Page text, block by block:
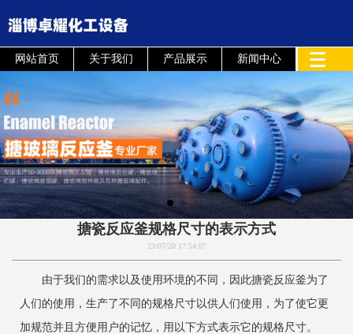
网站首页 关于我们 产品展示 新闻中心
搪瓷反应釜规格尺寸的表示方式
23/07/20 17:54:07
由于我们的需求以及使用环境的不同，因此搪瓷反应釜为了
人们的使用，生产了不同的规格尺寸以供人们使用，为了使它更
加规范并且方便用户的记忆，用以下方式表示它的规格尺寸。